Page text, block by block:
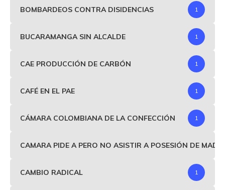
BOMBARDEOS CONTRA DISIDENCIAS 1
BUCARAMANGA SIN ALCALDE 1
CAE PRODUCCIÓN DE CARBÓN 1
CAFÉ EN EL PAE 1
CÁMARA COLOMBIANA DE LA CONFECCIÓN 1
CAMARA PIDE A PERO NO ASISTIR A POSESIÓN DE
CAMBIO RADICAL 1